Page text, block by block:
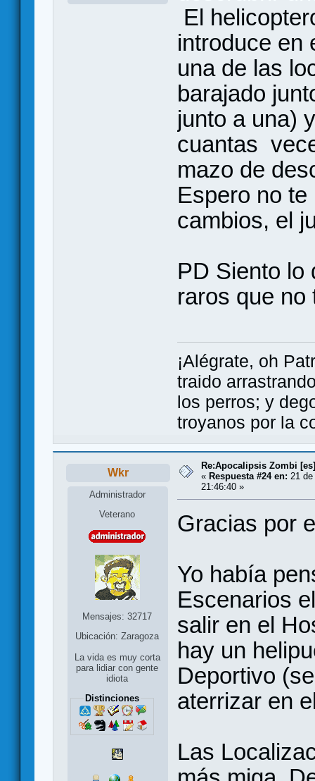
El
introduce en
una de las
barajado
junto a una)
cuantas
mazo de
Espero no
cambios, el
PD Siento lo
raros que
¡Alégrate, oh
traido
los perros; y
troyanos por la
Wkr
Administrador
Veterano
Mensajes: 32717
Ubicación: Zaragoza
La vida es muy corta
para lidiar con gente
idiota
Distinciones
Re:Apocalipsis Zombi [es]
« Respuesta #24 en: 21 de
21:46:40 »
Gracias por
Yo había
Escenarios
salir en el
hay un
Deportivo
aterrizar en
Las